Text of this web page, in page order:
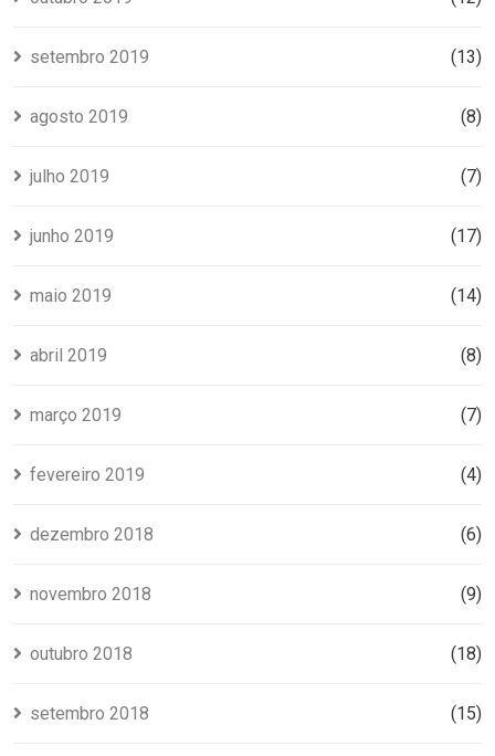
setembro 2019 (13)
agosto 2019 (8)
julho 2019 (7)
junho 2019 (17)
maio 2019 (14)
abril 2019 (8)
março 2019 (7)
fevereiro 2019 (4)
dezembro 2018 (6)
novembro 2018 (9)
outubro 2018 (18)
setembro 2018 (15)